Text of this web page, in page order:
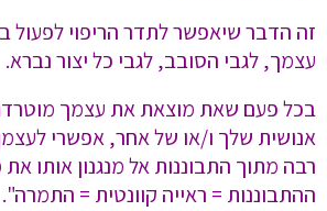
זה הדבר שיאפשר לתדר הריפוי לפעול
עצמך, לגבי הסובב, לגבי כל יצור נברא.
בכל פעם שאת מוצאת את עצמך
אנושית שלך ו/או של אחר, אפשרי
רבה מתוך התבוננות אל מנגנון אותו
ההתבוננות = ראייה קוונטית = התמרה".